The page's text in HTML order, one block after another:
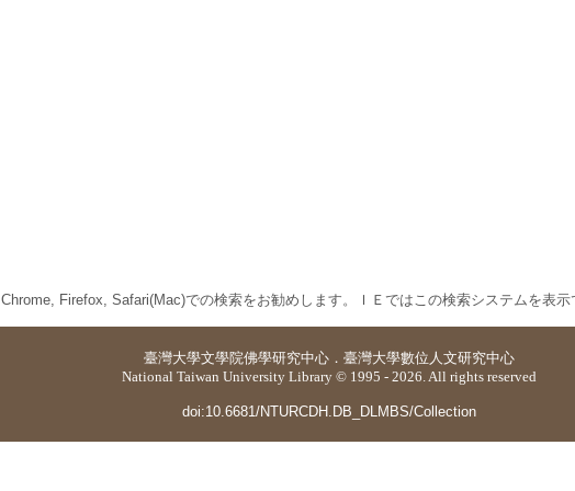
Chrome, Firefox, Safari(Mac)での検索をお勧めします。ＩＥではこの検索システムを表示
臺灣大學文學院佛學研究中心 ． 臺灣大學數位人文研究中心
National Taiwan University Library © 1995 - 2026. All rights reserved
doi:10.6681/NTURCDH.DB_DLMBS/Collection